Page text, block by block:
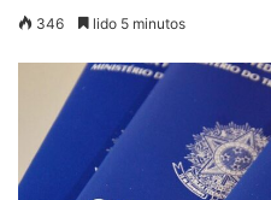
346 lido 5 minutos